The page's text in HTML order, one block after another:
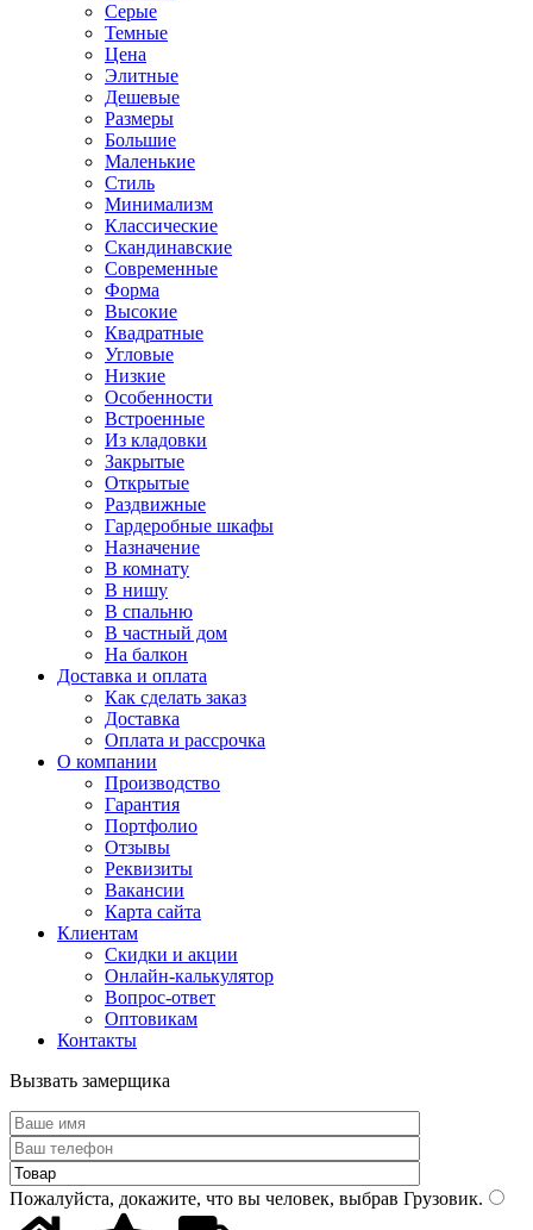
Серые
Темные
Цена
Элитные
Дешевые
Размеры
Большие
Маленькие
Стиль
Минимализм
Классические
Скандинавские
Современные
Форма
Высокие
Квадратные
Угловые
Низкие
Особенности
Встроенные
Из кладовки
Закрытые
Открытые
Раздвижные
Гардеробные шкафы
Назначение
В комнату
В нишу
В спальню
В частный дом
На балкон
Доставка и оплата
Как сделать заказ
Доставка
Оплата и рассрочка
О компании
Производство
Гарантия
Портфолио
Отзывы
Реквизиты
Вакансии
Карта сайта
Клиентам
Скидки и акции
Онлайн-калькулятор
Вопрос-ответ
Оптовикам
Контакты
Вызвать замерщика
Пожалуйста, докажите, что вы человек, выбрав Грузовик.